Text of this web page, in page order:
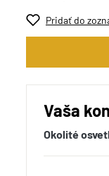
Pridať do
Vaša
Okolité